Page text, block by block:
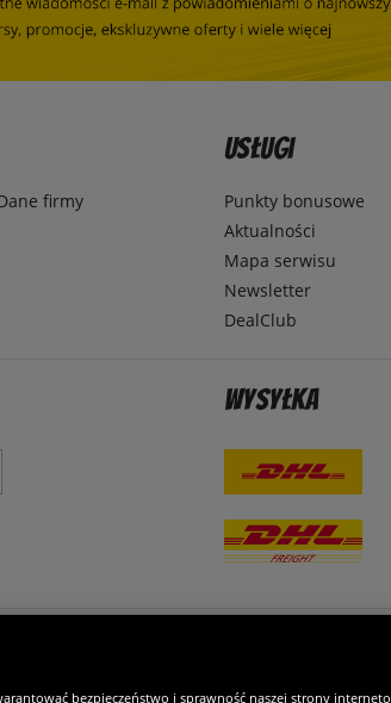
firmy
Usługi
Punkty bonusowe
Aktualności
Mapa serwisu
Newsletter
DealClub
Wysyłka
wyjątkowi
bezpieczeństwo i sprawność naszej strony